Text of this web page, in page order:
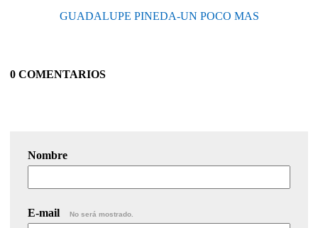
GUADALUPE PINEDA-UN POCO MAS
0 COMENTARIOS
Nombre
E-mail No será mostrado.